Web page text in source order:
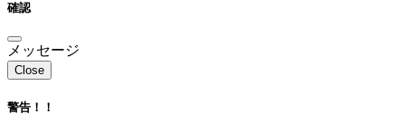
確認
メッセージ
Close
警告！！